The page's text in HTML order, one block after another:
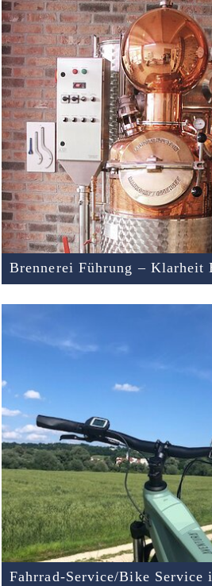
Brennerei Führung – Klarheit
Fahrrad-Service/Bike Service